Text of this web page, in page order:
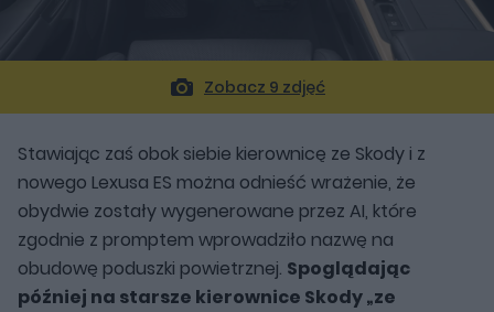
Zobacz 9 zdjęć
Stawiając zaś obok siebie kierownicę ze Skody i z
nowego Lexusa ES można odnieść wrażenie, że
obydwie zostały wygenerowane przez AI, które
zgodnie z promptem wprowadziło nazwę na
obudowę poduszki powietrznej. Spoglądając
później na starsze kierownice Skody „ze